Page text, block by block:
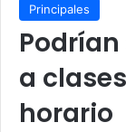
Principales
a
horario